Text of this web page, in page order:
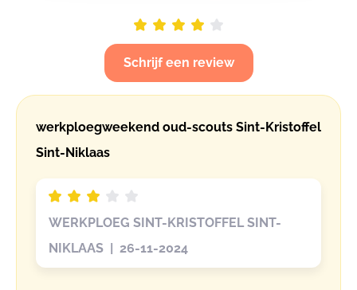
Schrijf een review
werkploegweekend oud-scouts Sint-Kristoffel
Sint-Niklaas
WERKPLOEG SINT-KRISTOFFEL SINT-
NIKLAAS | 26-11-2024